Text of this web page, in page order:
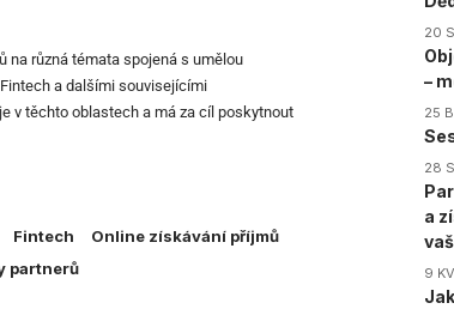
na různá témata spojená s umělou
a dalšími souvisejícími
v těchto oblastech a má za cíl poskytnout
Fintech
Online získávání příjmů
partnerů
20
–
25
28
a
9